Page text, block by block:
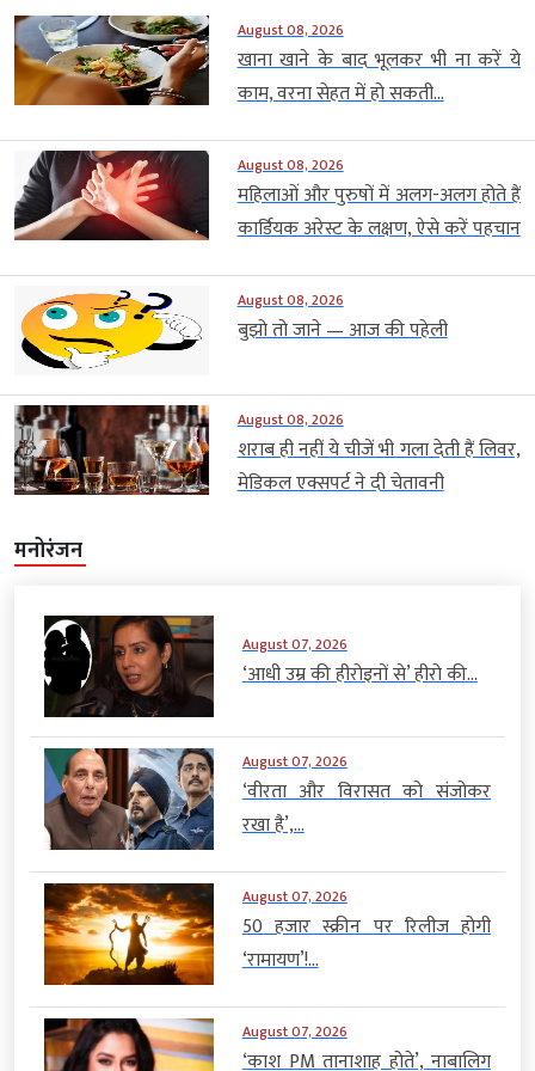
August 08, 2026
खाना खाने के बाद भूलकर भी ना करें ये
काम, वरना सेहत में हो सकती...
August 08, 2026
महिलाओं और पुरुषों में अलग-अलग होते हैं
कार्डियक अरेस्ट के लक्षण, ऐसे करें पहचान
August 08, 2026
बुझो तो जाने — आज की पहेली
August 08, 2026
शराब ही नहीं ये चीजें भी गला देती हैं लिवर,
मेडिकल एक्सपर्ट ने दी चेतावनी
मनोरंजन
August 07, 2026
‘आधी उम्र की हीरोइनों से’ हीरो की...
August 07, 2026
‘वीरता और विरासत को संजोकर
रखा है’,...
August 07, 2026
50 हजार स्क्रीन पर रिलीज होगी
‘रामायण’!...
August 07, 2026
‘काश PM तानाशाह होते’, नाबालिग